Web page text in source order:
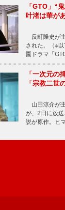
「GTO」“
叶渚は華が
反町隆史が
された。（※
園ドラマ「
「一次元の
「宗教二世
山田涼介が
が、2日に放
説が原作。ヒ